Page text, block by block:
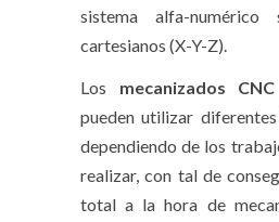
sistema alfa-
cartesianos (X-Y-Z).
Los mecanizados
pueden utilizar
dependiendo de los
realizar, con tal de
total a la hora de